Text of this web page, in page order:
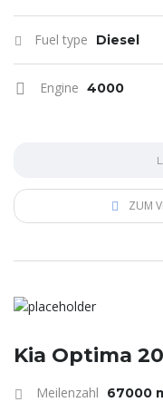
Fuel type Diesel
Engine 4000
ZUM
Kia Optima
Meilenzahl 67000